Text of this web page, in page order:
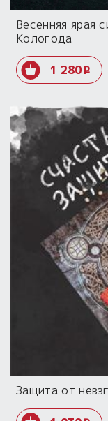
Весенняя ярая
Кологода
1 280i
Защита от